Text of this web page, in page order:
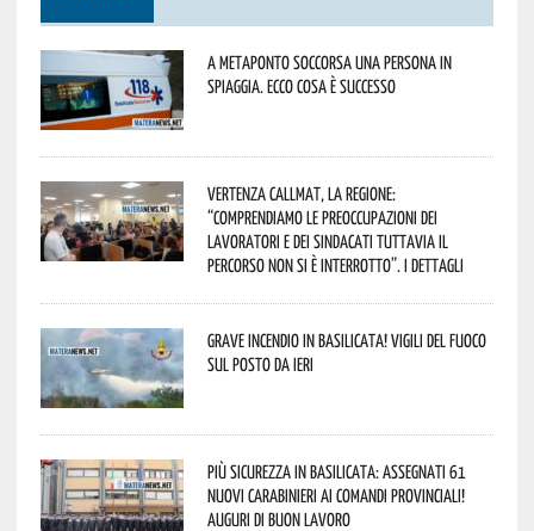
A Metaponto soccorsa una persona in
spiaggia. Ecco cosa è successo
Vertenza CallMat, la Regione:
“comprendiamo le preoccupazioni dei
lavoratori e dei sindacati tuttavia il
percorso non si è interrotto”. I dettagli
Grave incendio in Basilicata! Vigili del fuoco
sul posto da ieri
Più sicurezza in Basilicata: assegnati 61
nuovi Carabinieri ai Comandi provinciali!
Auguri di buon lavoro